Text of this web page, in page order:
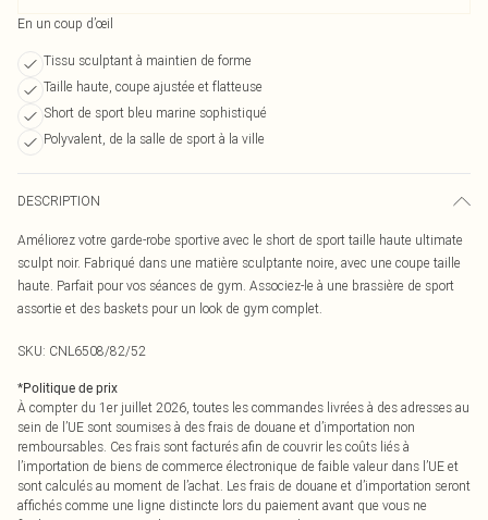
En un coup d’œil
Tissu sculptant à maintien de forme
Taille haute, coupe ajustée et flatteuse
Short de sport bleu marine sophistiqué
Polyvalent, de la salle de sport à la ville
DESCRIPTION
Améliorez votre garde-robe sportive avec le short de sport taille haute ultimate
sculpt noir. Fabriqué dans une matière sculptante noire, avec une coupe taille
haute. Parfait pour vos séances de gym. Associez-le à une brassière de sport
assortie et des baskets pour un look de gym complet.
SKU: CNL6508/82/52
*Politique de prix
À compter du 1er juillet 2026, toutes les commandes livrées à des adresses au
sein de l’UE sont soumises à des frais de douane et d’importation non
remboursables. Ces frais sont facturés afin de couvrir les coûts liés à
l’importation de biens de commerce électronique de faible valeur dans l’UE et
sont calculés au moment de l’achat. Les frais de douane et d’importation seront
affichés comme une ligne distincte lors du paiement avant que vous ne